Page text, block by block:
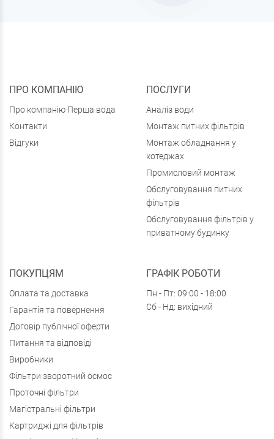
ПРО КОМПАНІЮ
Про компанію Перша вода
Контакти
Відгуки
ПОСЛУГИ
Аналіз води
Монтаж питних фільтрів
Монтаж обладнання у
котеджах
Промисловий монтаж
Обслуговування питних
фільтрів
Обслуговування фільтрів у
приватному будинку
ПОКУПЦЯМ
Оплата та доставка
Гарантія та повернення
Договір публічної оферти
Питання та відповіді
Виробники
Фільтри зворотний осмос
Проточні фільтри
Магістральні фільтри
Картриджі для фільтрів
ГРАФІК РОБОТИ
Пн - Пт: 09:00 - 18:00
Сб - Нд: вихідний